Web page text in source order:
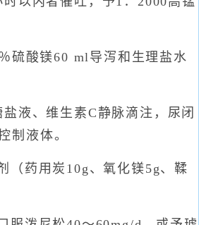
酸镁60 ml导泻和生理盐水
、维生素C静脉滴注，尿闭
制液体。
药用炭10g、氧化镁5g、鞣